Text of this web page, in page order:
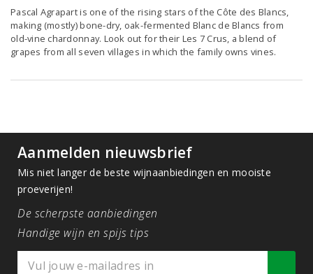
Pascal Agrapart is one of the rising stars of the Côte des Blancs,
making (mostly) bone-dry, oak-fermented Blanc de Blancs from
old-vine chardonnay. Look out for their Les 7 Crus, a blend of
grapes from all seven villages in which the family owns vines.
Aanmelden nieuwsbrief
Mis niet langer de beste wijnaanbiedingen en mooiste
proeverijen!
De scherpste aanbiedingen
Handige wijn en spijs tips